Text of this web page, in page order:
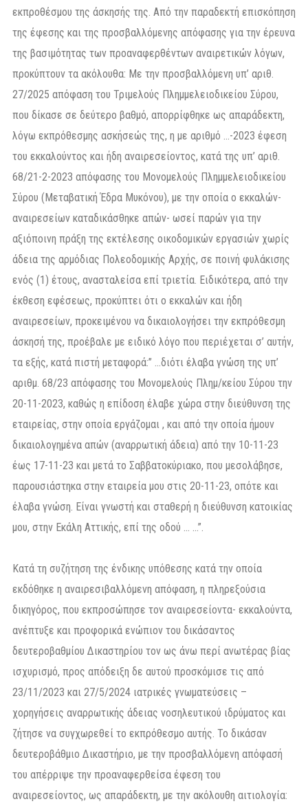
εκπροθέσμου της άσκησής της. Από την παραδεκτή επισκόπηση
της έφεσης και της προσβαλλόμενης απόφασης για την έρευνα
της βασιμότητας των προαναφερθέντων αναιρετικών λόγων,
προκύπτουν τα ακόλουθα: Με την προσβαλλόμενη υπ’ αριθ.
27/2025 απόφαση του Τριμελούς Πλημμελειοδικείου Σύρου,
που δίκασε σε δεύτερο βαθμό, απορρίφθηκε ως απαράδεκτη,
λόγω εκπρόθεσμης ασκήσεώς της, η με αριθμό …-2023 έφεση
του εκκαλούντος και ήδη αναιρεσείοντος, κατά της υπ’ αριθ.
68/21-2-2023 απόφασης του Μονομελούς Πλημμελειοδικείου
Σύρου (Μεταβατική Έδρα Μυκόνου), με την οποία ο εκκαλών-
αναιρεσείων καταδικάσθηκε απών- ωσεί παρών για την
αξιόποινη πράξη της εκτέλεσης οικοδομικών εργασιών χωρίς
άδεια της αρμόδιας Πολεοδομικής Αρχής, σε ποινή φυλάκισης
ενός (1) έτους, ανασταλείσα επί τριετία. Ειδικότερα, από την
έκθεση εφέσεως, προκύπτει ότι o εκκαλών και ήδη
αναιρεσείων, προκειμένου να δικαιολογήσει την εκπρόθεσμη
άσκησή της, προέβαλε με ειδικό λόγο που περιέχεται σ’ αυτήν,
τα εξής, κατά πιστή μεταφορά:” …διότι έλαβα γνώση της υπ’
αριθμ. 68/23 απόφασης του Μονομελούς Πλημ/κείου Σύρου την
20-11-2023, καθώς η επίδοση έλαβε χώρα στην διεύθυνση της
εταιρείας, στην οποία εργάζομαι , και από την οποία ήμουν
δικαιολογημένα απών (αναρρωτική άδεια) από την 10-11-23
έως 17-11-23 και μετά το Σαββατοκύριακο, που μεσολάβησε,
παρουσιάστηκα στην εταιρεία μου στις 20-11-23, οπότε και
έλαβα γνώση. Είναι γνωστή και σταθερή η διεύθυνση κατοικίας
μου, στην Εκάλη Αττικής, επί της οδού … …”.
Κατά τη συζήτηση της ένδικης υπόθεσης κατά την οποία
εκδόθηκε η αναιρεσιβαλλόμενη απόφαση, η πληρεξούσια
δικηγόρος, που εκπροσώπησε τον αναιρεσείοντα- εκκαλούντα,
ανέπτυξε και προφορικά ενώπιον του δικάσαντος
δευτεροβαθμίου Δικαστηρίου τον ως άνω περί ανωτέρας βίας
ισχυρισμό, προς απόδειξη δε αυτού προσκόμισε τις από
23/11/2023 και 27/5/2024 ιατρικές γνωματεύσεις –
χορηγήσεις αναρρωτικής άδειας νοσηλευτικού ιδρύματος και
ζήτησε να συγχωρεθεί το εκπρόθεσμο αυτής. Το δικάσαν
δευτεροβάθμιο Δικαστήριο, με την προσβαλλόμενη απόφασή
του απέρριψε την προαναφερθείσα έφεση του
αναιρεσείοντος, ως απαράδεκτη, με την ακόλουθη αιτιολογία: